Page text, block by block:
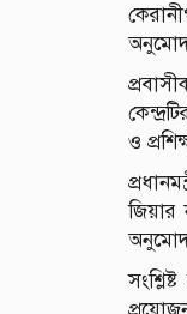
ও
জিয়ার